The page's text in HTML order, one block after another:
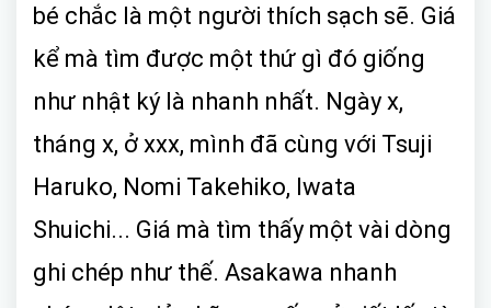
bé chắc là một người thích sạch sẽ. Giá
kể mà tìm được một thứ gì đó giống
như nhật ký là nhanh nhất. Ngày x,
tháng x, ở xxx, mình đã cùng với Tsuji
Haruko, Nomi Takehiko, Iwata
Shuichi... Giá mà tìm thấy một vài dòng
ghi chép như thế. Asakawa nhanh